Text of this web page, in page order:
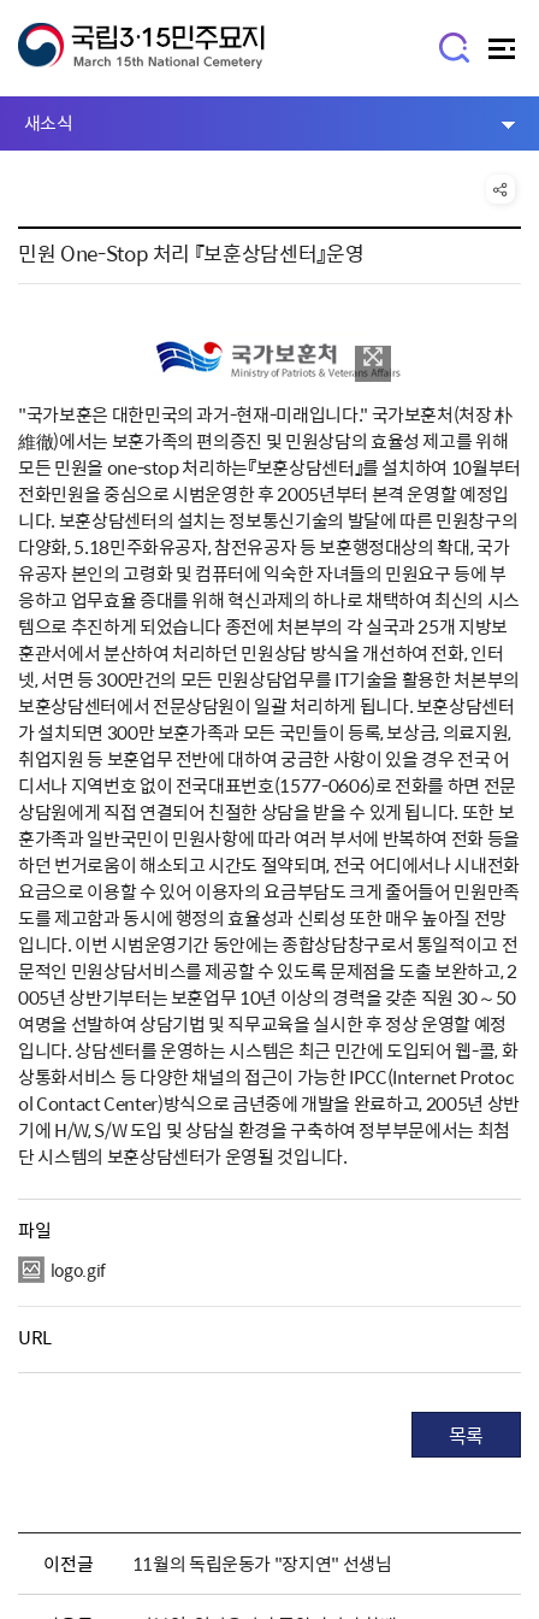
새소식
민원 One-Stop 처리 『보훈상담센터』운영
"국가보훈은 대한민국의 과거-현재-미래입니다." 국가보훈처(처장 朴
維徹)에서는 보훈가족의 편의증진 및 민원상담의 효율성 제고를 위해
모든 민원을 one-stop 처리하는『보훈상담센터』를 설치하여 10월부터
전화민원을 중심으로 시범운영한 후 2005년부터 본격 운영할 예정입
니다. 보훈상담센터의 설치는 정보통신기술의 발달에 따른 민원창구의
다양화, 5.18민주화유공자, 참전유공자 등 보훈행정대상의 확대, 국가
유공자 본인의 고령화 및 컴퓨터에 익숙한 자녀들의 민원요구 등에 부
응하고 업무효율 증대를 위해 혁신과제의 하나로 채택하여 최신의 시스
템으로 추진하게 되었습니다 종전에 처본부의 각 실국과 25개 지방보
훈관서에서 분산하여 처리하던 민원상담 방식을 개선하여 전화, 인터
넷, 서면 등 300만건의 모든 민원상담업무를 IT기술을 활용한 처본부의
보훈상담센터에서 전문상담원이 일괄 처리하게 됩니다. 보훈상담센터
가 설치되면 300만 보훈가족과 모든 국민들이 등록, 보상금, 의료지원,
취업지원 등 보훈업무 전반에 대하여 궁금한 사항이 있을 경우 전국 어
디서나 지역번호 없이 전국대표번호(1577-0606)로 전화를 하면 전문
상담원에게 직접 연결되어 친절한 상담을 받을 수 있게 됩니다. 또한 보
훈가족과 일반국민이 민원사항에 따라 여러 부서에 반복하여 전화 등을
하던 번거로움이 해소되고 시간도 절약되며, 전국 어디에서나 시내전화
요금으로 이용할 수 있어 이용자의 요금부담도 크게 줄어들어 민원만족
도를 제고함과 동시에 행정의 효율성과 신뢰성 또한 매우 높아질 전망
입니다. 이번 시범운영기간 동안에는 종합상담창구로서 통일적이고 전
문적인 민원상담서비스를 제공할 수 있도록 문제점을 도출 보완하고, 2
005년 상반기부터는 보훈업무 10년 이상의 경력을 갖춘 직원 30～50
여명을 선발하여 상담기법 및 직무교육을 실시한 후 정상 운영할 예정
입니다. 상담센터를 운영하는 시스템은 최근 민간에 도입되어 웹-콜, 화
상통화서비스 등 다양한 채널의 접근이 가능한 IPCC(Internet Protoc
ol Contact Center)방식으로 금년중에 개발을 완료하고, 2005년 상반
기에 H/W, S/W 도입 및 상담실 환경을 구축하여 정부부문에서는 최첨
단 시스템의 보훈상담센터가 운영될 것입니다.
파일
logo.gif
URL
목록
이전글 11월의 독립운동가 "장지연" 선생님